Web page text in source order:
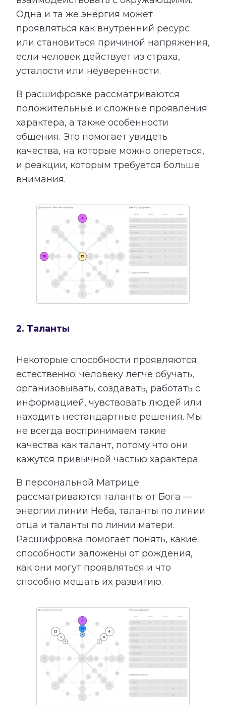
Одна и та же энергия может
проявляться как внутренний ресурс
или становиться причиной напряжения,
если человек действует из страха,
усталости или неуверенности.
В расшифровке рассматриваются
положительные и сложные проявления
характера, а также особенности
общения. Это помогает увидеть
качества, на которые можно опереться,
и реакции, которым требуется больше
внимания.
2. Таланты
Некоторые способности проявляются
естественно: человеку легче обучать,
организовывать, создавать, работать с
информацией, чувствовать людей или
находить нестандартные решения. Мы
не всегда воспринимаем такие
качества как талант, потому что они
кажутся привычной частью характера.
В персональной Матрице
рассматриваются таланты от Бога —
энергии линии Неба, таланты по линии
отца и таланты по линии матери.
Расшифровка помогает понять, какие
способности заложены от рождения,
как они могут проявляться и что
способно мешать их развитию.